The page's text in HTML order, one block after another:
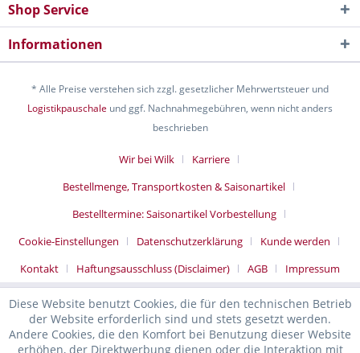
Shop Service
Informationen
* Alle Preise verstehen sich zzgl. gesetzlicher Mehrwertsteuer und
Logistikpauschale und ggf. Nachnahmegebühren, wenn nicht anders
beschrieben
Wir bei Wilk
Karriere
Bestellmenge, Transportkosten & Saisonartikel
Bestelltermine: Saisonartikel Vorbestellung
Cookie-Einstellungen
Datenschutzerklärung
Kunde werden
Kontakt
Haftungsausschluss (Disclaimer) AGB Impressum
Diese Website benutzt Cookies, die für den technischen Betrieb
der Website erforderlich sind und stets gesetzt werden.
Andere Cookies, die den Komfort bei Benutzung dieser Website
erhöhen, der Direktwerbung dienen oder die Interaktion mit